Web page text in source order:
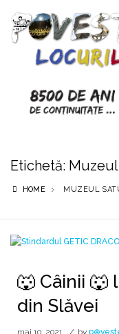
Etichetă:
HOME MUZEUL
🐺 Câinii 🐺
din Slăvei
mai 10, 2021 by